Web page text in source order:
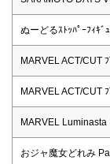
ぬーどるｽﾄｯﾊﾟｰﾌｨｷﾞ
MARVEL ACT/CUT ﾌ
MARVEL ACT/CUT ﾌ
MARVEL Luminasta
おジャ魔女どれみ